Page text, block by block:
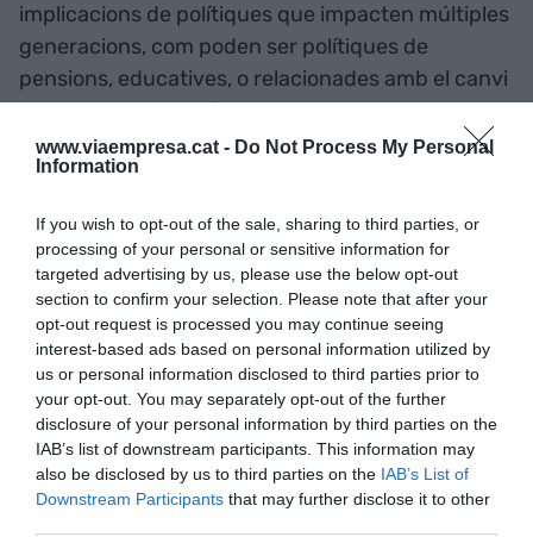
www.viaempresa.cat - Do Not Process My Personal
Information
If you wish to opt-out of the sale, sharing to third parties, or
processing of your personal or sensitive information for
targeted advertising by us, please use the below opt-out
section to confirm your selection. Please note that after your
opt-out request is processed you may continue seeing
interest-based ads based on personal information utilized by
us or personal information disclosed to third parties prior to
your opt-out. You may separately opt-out of the further
disclosure of your personal information by third parties on the
IAB’s list of downstream participants. This information may
also be disclosed by us to third parties on the IAB’s List of
Downstream Participants that may further disclose it to other
implicacions de polítiques que impacten múltiples
generacions, com poden ser polítiques de
pensions, educatives, o relacionades amb el canvi
climàtic. L'objectiu final d'aquesta nova línia de
recerca és revisar els mètodes existents de
valoració de polítiques públiques.”
L'acte de lliurament del guardó tindrà lloc el
pròxim 8 d'octubre en un acte celebrat al centre
de Banc Sabadell a Oviedo. Aquest premi,
juntament amb els Premis a la Investigació
Biomèdica i a les Ciències i l'Enginyeria, que es
van lliurar el mes de juliol passat a treballs de
l'àmbit de la fertilitat i del canvi climàtic; així com
el Premi a la Sostenibilitat Marina, que es lliurarà el
pròxim 5 de novembre a Alacant, formen part del